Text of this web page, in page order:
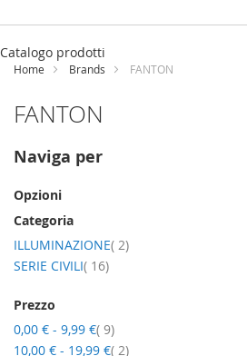
Salta
al
contenuto
Catalogo prodotti
Home Brands FANTON
FANTON
Naviga per
Opzioni
Categoria
ILLUMINAZIONE 2elementi
SERIE CIVILI 16elementi
Prezzo
0,00 € - 9,99 € 9elementi
10,00 € - 19,99 € 2elementi